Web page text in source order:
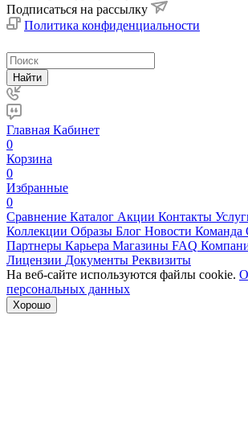
Подписаться на рассылку
Политика конфиденциальности
Найти
Главная Кабинет
0
Корзина
0
Избранные
0
Сравнение Каталог Акции Контакты
Коллекции Образы Блог Новости Команда
Партнеры Карьера Магазины FAQ
Лицензии Документы Реквизиты
На веб-сайте используются файлы cookie.
персональных данных
Хорошо